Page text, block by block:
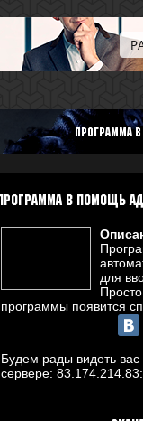
Программа
Программа в помощь
для
программы появится
Будем рады видеть
сервере: